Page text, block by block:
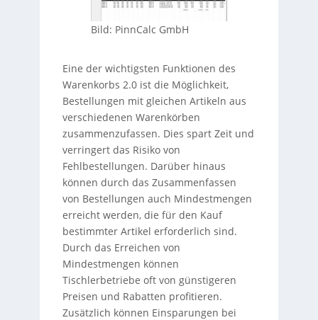
Bild: PinnCalc GmbH
Eine der wichtigsten Funktionen des
Warenkorbs 2.0 ist die Möglichkeit,
Bestellungen mit gleichen Artikeln aus
verschiedenen Warenkörben
zusammenzufassen. Dies spart Zeit und
verringert das Risiko von
Fehlbestellungen. Darüber hinaus
können durch das Zusammenfassen
von Bestellungen auch Mindestmengen
erreicht werden, die für den Kauf
bestimmter Artikel erforderlich sind.
Durch das Erreichen von
Mindestmengen können
Tischlerbetriebe oft von günstigeren
Preisen und Rabatten profitieren.
Zusätzlich können Einsparungen bei